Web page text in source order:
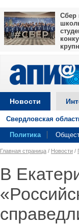
Сбер
Новости
Свердловская
Политика
Главная страница / Новости /
В